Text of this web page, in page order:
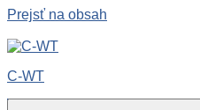
Prejsť na obsah
C-WT